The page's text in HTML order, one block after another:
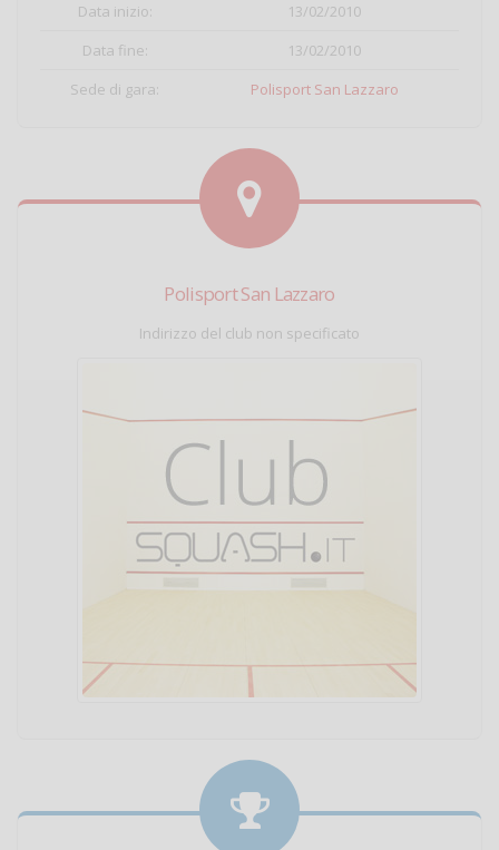
Data inizio:
13/02/2010
Data fine:
13/02/2010
Sede di gara:
Polisport San Lazzaro
Polisport San Lazzaro
Indirizzo del club non specificato